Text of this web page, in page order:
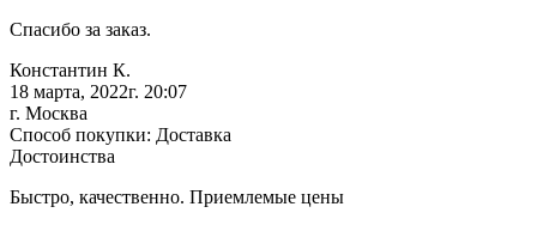
Спасибо за заказ.
Константин К.
18 марта, 2022г. 20:07
г. Москва
Способ покупки: Доставка
Достоинства
Быстро, качественно. Приемлемые цены